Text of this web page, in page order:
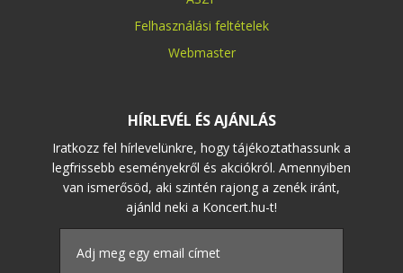
Felhasználási feltételek
Webmaster
HÍRLEVÉL ÉS AJÁNLÁS
Iratkozz fel hírlevelünkre, hogy tájékoztathassunk a
legfrissebb eseményekről és akciókról. Amennyiben
van ismerősöd, aki szintén rajong a zenék iránt,
ajánld neki a Koncert.hu-t!